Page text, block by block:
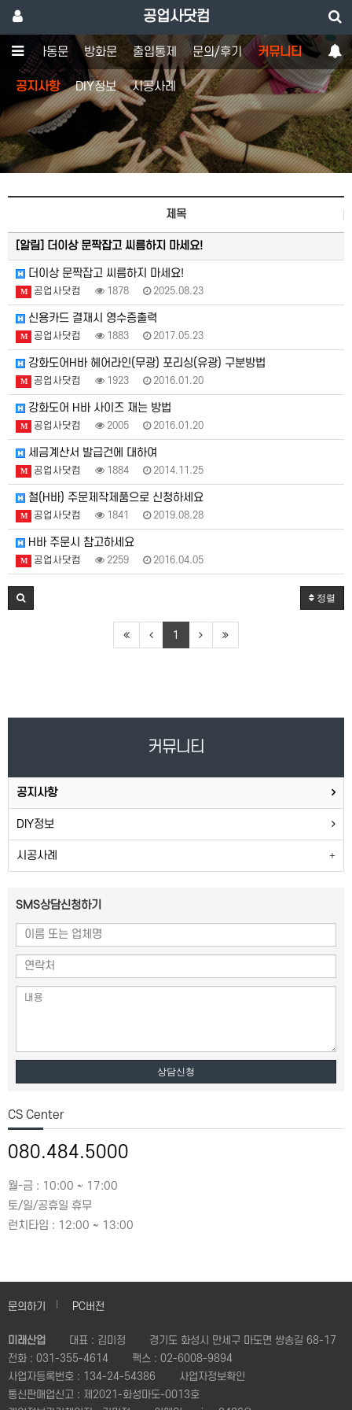
공업사닷컴
어 자동문 방화문 출입통제 문의/후기 커뮤니티
공지사항 DIY정보 시공사례
제목
[알림] 더이상 문짝잡고 씨름하지 마세요!
더이상 문짝잡고 씨름하지 마세요!
M 공업사닷컴 1878 2025.08.23
신용카드 결재시 영수증출력
M 공업사닷컴 1883 2017.05.23
강화도어H바 헤어라인(무광) 포리싱(유광) 구분방법
M 공업사닷컴 1923 2016.01.20
강화도어 H바 사이즈 재는 방법
M 공업사닷컴 2005 2016.01.20
세금계산서 발급건에 대하여
M 공업사닷컴 1884 2014.11.25
철(H바) 주문제작제품으로 신청하세요
M 공업사닷컴 1841 2019.08.28
H바 주문시 참고하세요
M 공업사닷컴 2259 2016.04.05
정렬
1
커뮤니티
공지사항
DIY정보
시공사례
SMS상담신청하기
상담신청
CS Center
080.484.5000
월-금 : 10:00 ~ 17:00
토/일/공휴일 휴무
런치타임 : 12:00 ~ 13:00
문의하기 PC버전
미래산업 대표 : 김미정
경기도 화성시 만세구 마도면 쌍송길 68-17
전화 : 031-355-4614 팩스 : 02-6008-9894
사업자등록번호 : 134-24-54386
사업자정보확인
통신판매업신고 : 제2021-화성마도-0013호